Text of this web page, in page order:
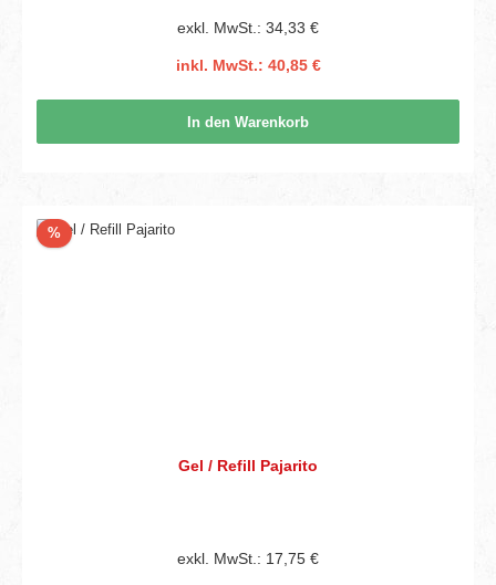
exkl. MwSt.: 34,33 €
inkl. MwSt.: 40,85 €
In den Warenkorb
%Rabatt
Gel / Refill Pajarito
exkl. MwSt.: 17,75 €